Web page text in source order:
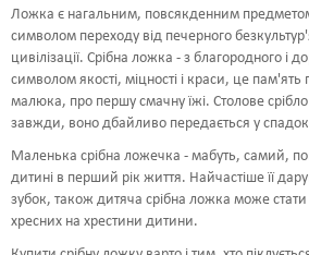
Ложка є нагальним, повсякденним
символом переходу від печерного
цивілізації. Срібна ложка - з благородного і
символом якості, міцності і краси, це
малюка, про першу смачну їжі. Столове
завжди, воно дбайливо передається у спадок
Маленька срібна ложечка - мабуть, самий,
дитині в перший рік життя. Найчастіше її
зубок, також дитяча срібна ложка може
хресних на хрестини дитини.